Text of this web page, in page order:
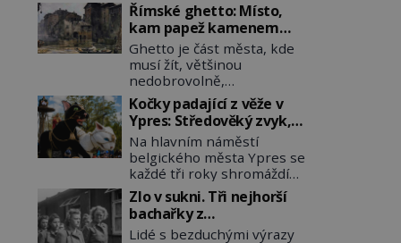
Římské ghetto: Místo,
kam papež kamenem
dohodil
Ghetto je část města, kde
musí žít, většinou
nedobrovolně,
náboženská, rasová nebo
národnostní menšina
obyvatel. Bohaté
historické zkušenosti mají
s takovým životem Židé. Už
od středověku jsou totiž v
každou chvíli nuceni v
nějakém žít. Mezi ty
nejslavnější patří i římské
Kočky padající z věže v
Ypres: Středověký zvyk,
který dodnes budí
rozpaky
Na hlavním náměstí
belgického města Ypres se
každé tři roky shromáždí
tisíce lidí. Z věže slavné
tržnice létají do davu
kočky, diváci jásají a snaží
se je chytit. Naštěstí už
Zlo v sukni. Tři nejhorší
bachařky z
koncentračních táborů
Lidé s bezduchými výrazy